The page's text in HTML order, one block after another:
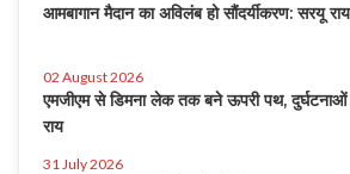
आमबागान मैदान का अविलंब हो सौंदर्यीकरण: सरयू राय
02 August 2026
एमजीएम से डिमना लेक तक बने ऊपरी पथ, दुर्घटनाओं
राय
31 July 2026